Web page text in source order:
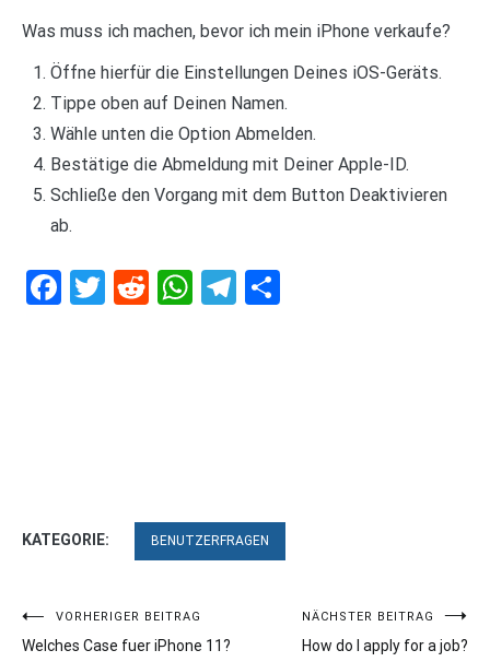
Was muss ich machen, bevor ich mein iPhone verkaufe?
Öffne hierfür die Einstellungen Deines iOS-Geräts.
Tippe oben auf Deinen Namen.
Wähle unten die Option Abmelden.
Bestätige die Abmeldung mit Deiner Apple-ID.
Schließe den Vorgang mit dem Button Deaktivieren
ab.
Facebook
Twitter
RedditWhatsApp
Telegram
KATEGORIE: BENUTZERFRAGEN
Beitragsnavigation
VORHERIGER BEITRAG
Welches Case fuer iPhone 11?
NÄCHSTER BEITRAG
How do I apply for a job?